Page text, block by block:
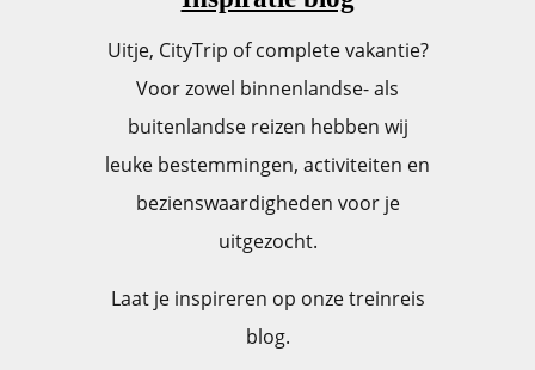
Uitje, CityTrip of complete vakantie?
Voor zowel binnenlandse- als
buitenlandse reizen hebben wij
leuke bestemmingen, activiteiten en
bezienswaardigheden voor je
uitgezocht.
Laat je inspireren op onze treinreis
blog.